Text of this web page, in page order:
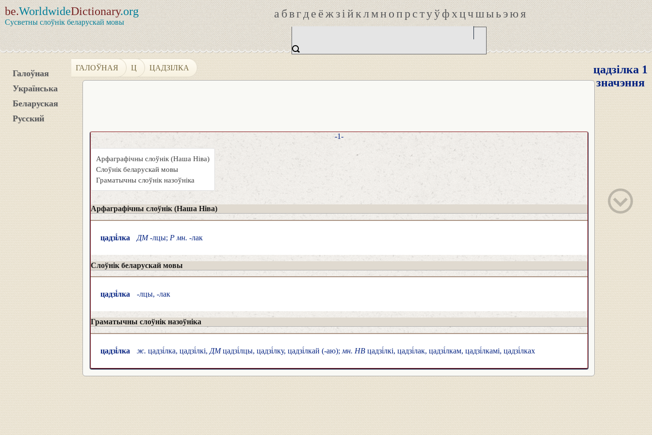
be.WorldwideDictionary.org
Сусветны слоўнік беларускай мовы
абвгдеёжзійклмнопрстуўфхцчшыьэюя
Галоўная
Українська
Беларуская
Русский
ГАЛОЎНАЯ Ц ЦАДЗІЛКА
цадзілка 1
значэння
-1-
Арфаграфічны слоўнік (Наша Ніва)
Слоўнік беларускай мовы
Граматычны слоўнік назоўніка
Арфаграфічны слоўнік (Наша Ніва)
цадзі́лка ДМ-лцы; Р мн. -лак
Слоўнік беларускай мовы
цадзі́лка -лцы, -лак
Граматычны слоўнік назоўніка
цадзі́лка ж. цадзі́лка, цадзі́лкі, ДМцадзі́лцы, цадзі́лку, цадзі́лкай (-аю); мн. НВ цадзі́лкі, цадзі́лак, цадзі́лкам, цадзі́лкамі, цадзі́лках